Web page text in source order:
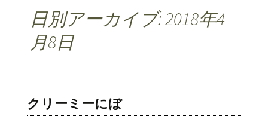
日別アーカイブ: 2018年4
月8日
クリーミーにぼ